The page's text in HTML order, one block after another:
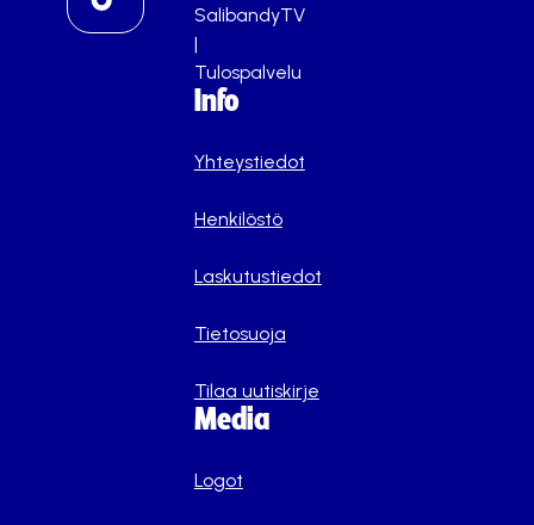
SalibandyTV
|
Tulospalvelu
Info
Yhteystiedot
Henkilöstö
Laskutustiedot
Tietosuoja
Tilaa uutiskirje
Media
Logot